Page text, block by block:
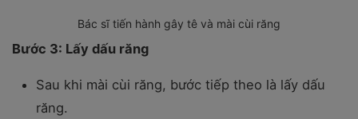
Bác sĩ tiến hành gây tê và mài cùi răng
Bước 3: Lấy dấu răng
Sau khi mài cùi răng, bước tiếp theo là lấy dấu
răng.